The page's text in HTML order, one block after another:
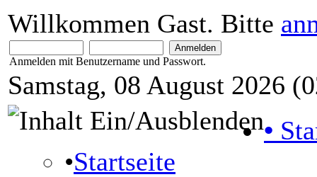
Willkommen Gast. Bitte
Anmelden mit Benutzername und Passwort.
Samstag, 08 August 2026
•
•Startseite